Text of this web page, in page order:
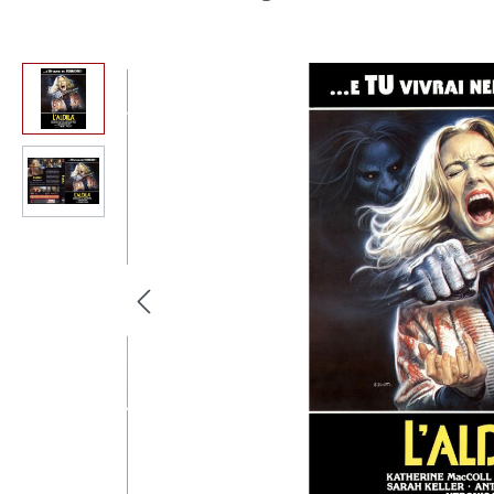
Bildergalerie überspringen